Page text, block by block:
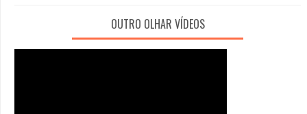
OUTRO OLHAR VÍDEOS